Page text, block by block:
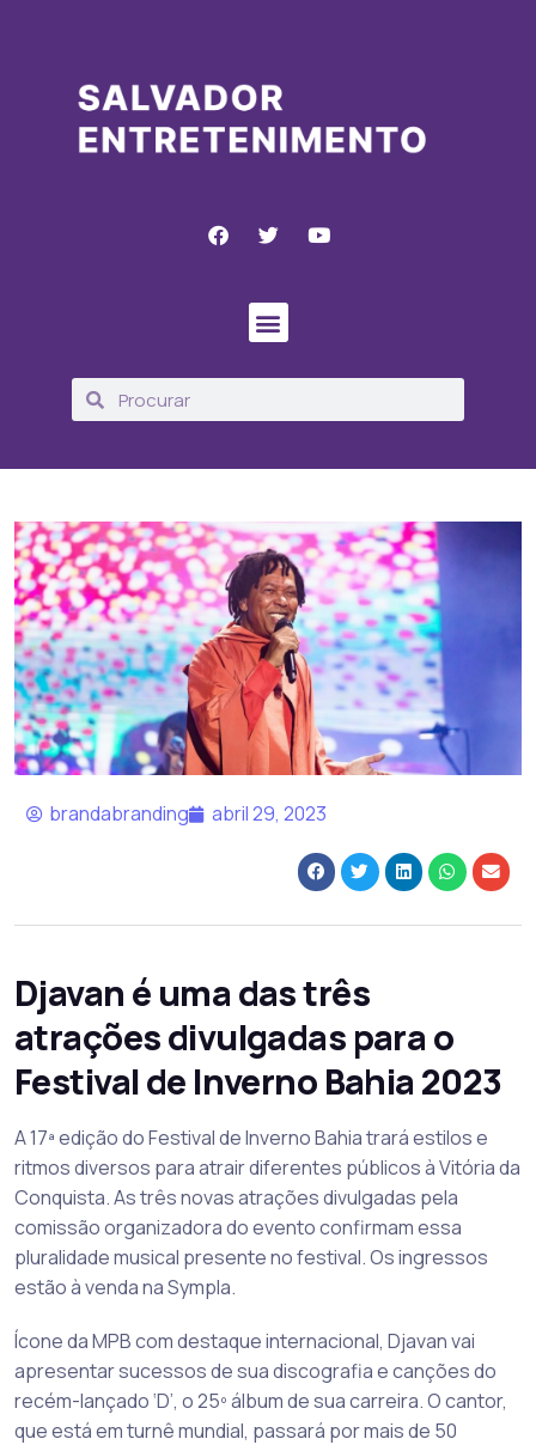
brandabranding abril 29, 2023
Djavan é uma das três
atrações divulgadas para o
Festival de Inverno Bahia 2023
A 17ª edição do Festival de Inverno Bahia trará estilos e
ritmos diversos para atrair diferentes públicos à Vitória da
Conquista. As três novas atrações divulgadas pela
comissão organizadora do evento confirmam essa
pluralidade musical presente no festival.Os ingressos
estão à venda naSympla.
Ícone da MPB com destaque internacional, Djavan vai
apresentar sucessos de sua discografia e canções do
recém-lançado ‘D’, o 25º álbum de sua carreira. O cantor,
que está em turnê mundial, passará por mais de 50